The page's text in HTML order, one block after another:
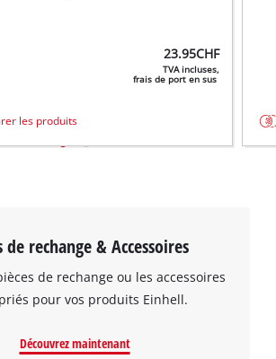
23.95CHF
TVA incluses,
frais de port en sus
les produits
de rechange & Accessoires
de rechange ou les accessoires
pour vos produits Einhell.
Découvrez maintenant